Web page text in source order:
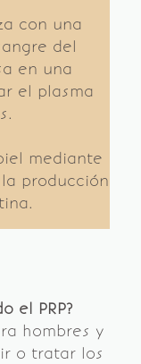
con una
del
en una
el plasma
mediante
producción
el PRP?
hombres y
o tratar los